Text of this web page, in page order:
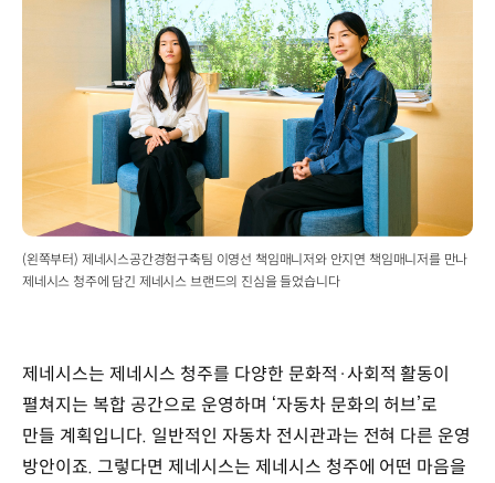
(왼쪽부터) 제네시스공간경험구축팀 이영선 책임매니저와 안지연 책임매니저를 만나
제네시스 청주에 담긴 제네시스 브랜드의 진심을 들었습니다
제네시스는 제네시스 청주를 다양한 문화적·사회적 활동이
펼쳐지는 복합 공간으로 운영하며 ‘자동차 문화의 허브’로
만들 계획입니다. 일반적인 자동차 전시관과는 전혀 다른 운영
방안이죠. 그렇다면 제네시스는 제네시스 청주에 어떤 마음을